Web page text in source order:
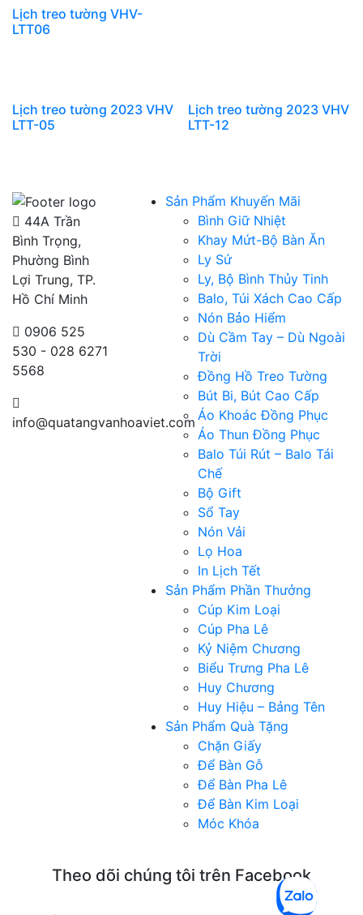
Lịch treo tường VHV-
LTT06
Lịch treo tường 2023 VHV
LTT-05
Lịch treo tường 2023 VHV
LTT-12
44A Trần
Bình Trọng,
Phường Bình
Lợi Trung, TP.
Hồ Chí Minh
0906 525
530 - 028 6271
5568
info@quatangvanhoaviet.com
Sản Phẩm Khuyến Mãi
Bình Giữ Nhiệt
Khay Mứt-Bộ Bàn Ăn
Ly Sứ
Ly, Bộ Bình Thủy Tinh
Balo, Túi Xách Cao Cấp
Nón Bảo Hiểm
Dù Cầm Tay – Dù Ngoài
Trời
Đồng Hồ Treo Tường
Bút Bi, Bút Cao Cấp
Áo Khoác Đồng Phục
Áo Thun Đồng Phục
Balo Túi Rút – Balo Tái
Chế
Bộ Gift
Sổ Tay
Nón Vải
Lọ Hoa
In Lịch Tết
Sản Phẩm Phần Thưởng
Cúp Kim Loại
Cúp Pha Lê
Kỷ Niệm Chương
Biểu Trưng Pha Lê
Huy Chương
Huy Hiệu – Bảng Tên
Sản Phẩm Quà Tặng
Chặn Giấy
Để Bàn Gỗ
Để Bàn Pha Lê
Để Bàn Kim Loại
Móc Khóa
Theo dõi chúng tôi trên Facebook